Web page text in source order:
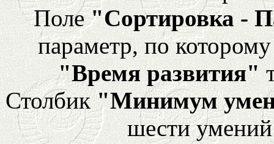
Поле"Сортировка -
параметр, по
"Время развития"
Столбик"Минимум
шести